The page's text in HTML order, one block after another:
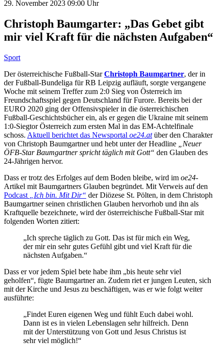
29. November 2023 09:00 Uhr
Christoph Baumgarter: „Das Gebet gibt
mir viel Kraft für die nächsten Aufgaben“
Sport
Der österreichische Fußball-StarChristoph Baumgartner, der in
der Fußball-Bundeliga für RB Leipzig aufläuft, sorgte vergangene
Woche mit seinem Treffer zum 2:0 Sieg von Österreich im
Freundschaftsspiel gegen Deutschland für Furore. Bereits bei der
EURO 2020 ging der Offensivspieler in die österreichischen
Fußball-Geschichtsbücher ein, als er gegen die Ukraine mit seinem
1:0-Siegtor Österreich zum ersten Mal in das EM-Achtelfinale
schoss. Aktuell berichtet das Newsportal oe24.atüber den Charakter
von Christoph Baumgartner und hebt unter der Headline
„Neuer
ÖFB-Star Baumgartner spricht täglich mit Gott“ den Glauben des
24-Jährigen hervor.
Dass er trotz des Erfolges auf dem Boden bleibe, wird im oe24-
Artikel mit Baumgartners Glauben begründet. Mit Verweis auf den
Podcast
„Ich bin. Mit Dir“ der Diözese St. Pölten, in dem Christoph
Baumgartner seinen christlichen Glauben hervorhob und ihn als
Kraftquelle bezeichnete, wird der österreichische Fußball-Star mit
folgenden Worten zitiert:
„Ich spreche täglich zu Gott. Das ist für mich ein Weg,
der mir ein sehr gutes Gefühl gibt und viel Kraft für die
nächsten Aufgaben.“
Dass er vor jedem Spiel bete habe ihm „bis heute sehr viel
geholfen“, fügte Baumgartner an. Zudem riet er jungen Leuten, sich
mit der Kirche und Jesus zu beschäftigen, was er wie folgt weiter
ausführte:
„Findet Euren eigenen Weg und fühlt Euch dabei wohl.
Dann ist es in vielen Lebenslagen sehr hilfreich. Denn
mit der Unterstützung von Gott und Jesus Christus ist
sehr viel möglich!“